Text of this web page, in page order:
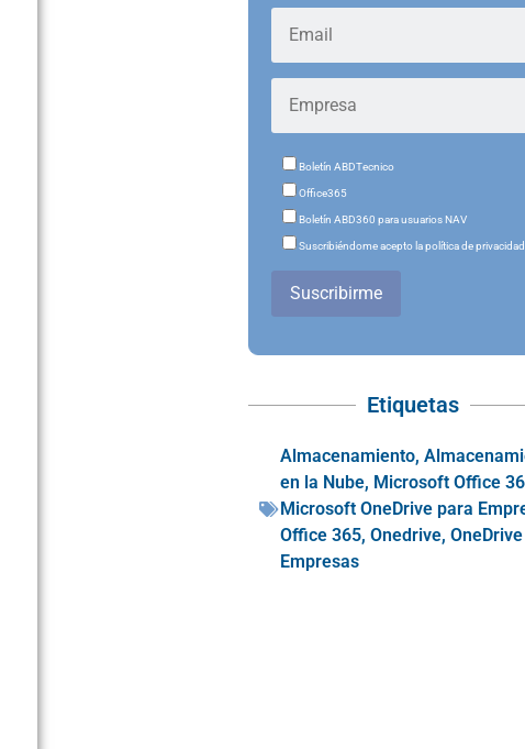
Boletín ABDTecnico
Office365
Boletín ABD360 para usuarios NAV
Suscribiéndome acepto la política de privacidad
Suscribirme
Etiquetas
Almacenamiento,
en la Nube, Microsoft Office
Microsoft OneDrive para
Office 365,Onedrive,
Empresas